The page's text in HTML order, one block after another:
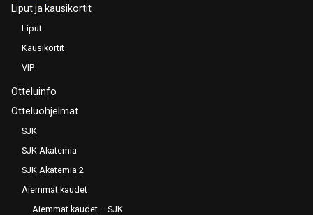
Liput ja kausikortit
Liput
Kausikortit
VIP
Otteluinfo
Otteluohjelmat
SJK
SJK Akatemia
SJK Akatemia 2
Aiemmat kaudet
Aiemmat kaudet – SJK